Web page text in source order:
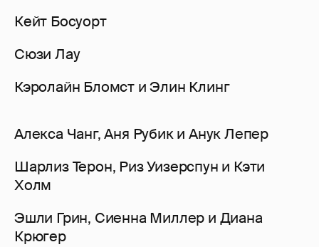
Кейт Босуорт
Сюзи Лау
Кэролайн Бломст и Элин Клинг
Алекса Чанг, Аня Рубик и Анук Лепер
Шарлиз Терон, Риз Уизерспун и Кэти
Холм
Эшли Грин, Сиенна Миллер и Диана
Крюгер